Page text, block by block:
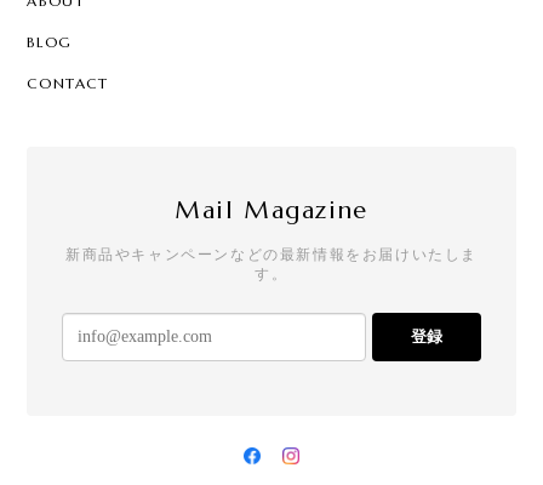
BLOG
CONTACT
Mail Magazine
新商品やキャンペーンなどの最新情報をお届けいたしま
す。
登録